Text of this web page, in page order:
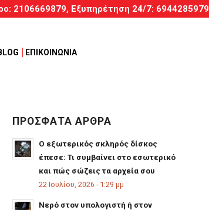
2106669879, Εξυπηρέτηση 24/7: 6944285979
ΕΠΙΚΟΙΝΩΝΙΑ
ΠΡΟΣΦΑΤΑ ΑΡΘΡΑ
Ο εξωτερικός σκληρός δίσκος
έπεσε: Τι συμβαίνει στο εσωτερικό
και πώς σώζεις τα αρχεία σου
22 Ιουλίου, 2026 - 1:29 μμ
Νερό στον υπολογιστή ή στον